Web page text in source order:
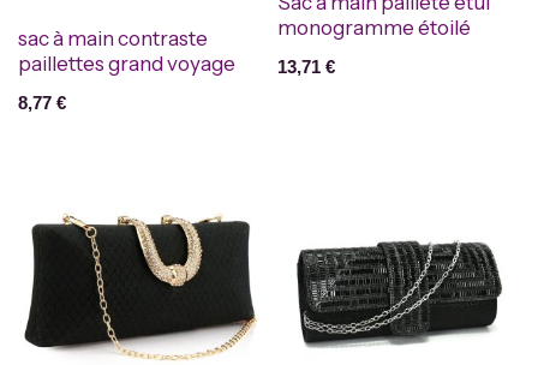
sac à main contraste
paillettes grand voyage
8,77 €
monogramme étoilé
13,71 €